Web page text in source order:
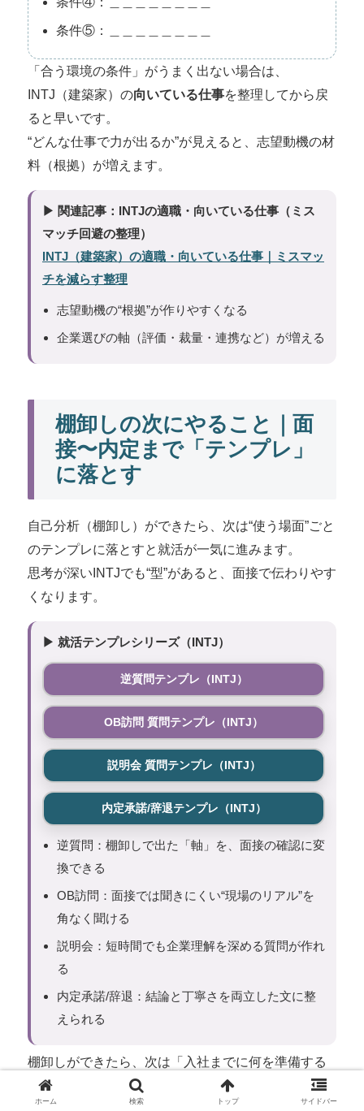
条件⑤：＿＿＿＿＿＿＿＿
「合う環境の条件」がうまく出ない場合は、
INTJ（建築家）の向いている仕事を整理してから戻
ると早いです。
“どんな仕事で力が出るか”が見えると、志望動機の材
料（根拠）が増えます。
▶ 関連記事：INTJの適職・向いている仕事（ミス
マッチ回避の整理）
INTJ（建築家）の適職・向いている仕事｜ミスマッ
チを減らす整理
志望動機の“根拠”が作りやすくなる
企業選びの軸（評価・裁量・連携など）が増える
棚卸しの次にやること｜面
接〜内定まで「テンプレ」
に落とす
自己分析（棚卸し）ができたら、次は“使う場面”ごと
のテンプレに落とすと就活が一気に進みます。
思考が深いINTJでも“型”があると、面接で伝わりやす
くなります。
▶ 就活テンプレシリーズ（INTJ）
逆質問テンプレ（INTJ）
OB訪問 質問テンプレ（INTJ）
説明会 質問テンプレ（INTJ）
内定承諾/辞退テンプレ（INTJ）
逆質問：棚卸しで出た「軸」を、面接の確認に変
換できる
OB訪問：面接では聞きにくい“現場のリアル”を
角なく聞ける
説明会：短時間でも企業理解を深める質問が作れ
る
内定承諾/辞退：結論と丁寧さを両立した文に整
えられる
棚卸しができたら、次は「入社までに何を準備する
か」を具体にすると、面接の説得力が上がります。
ホーム 検索 トップ サイドバー